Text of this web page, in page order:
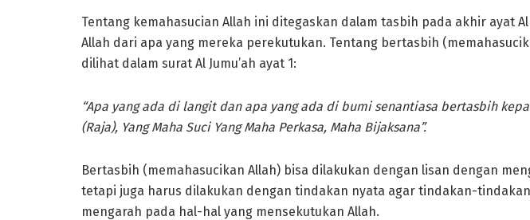
Tentang kemahasucian Allah ini ditegaskan dalam tasbih pada akhir ayat Al
Allah dari apa yang mereka perekutukan. Tentang bertasbih
dilihat dalam surat Al Jumu’ah ayat 1:
“Apa yang ada di langit dan apa yang ada di bumi senantiasa bertasbih
(Raja), Yang Maha Suci Yang Maha Perkasa, Maha Bijaksana”.
Bertasbih (memahasucikan Allah) bisa dilakukan dengan lisan dengan
tetapi juga harus dilakukan dengan tindakan nyata agar tindakan-
mengarah pada hal-hal yang mensekutukan Allah.